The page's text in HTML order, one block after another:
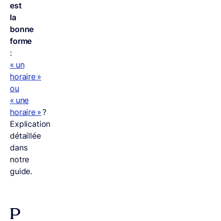
est
la
bonne
forme
:
« un
horaire »
ou
« une
horaire »?
Explication
détaillée
dans
notre
guide.
P